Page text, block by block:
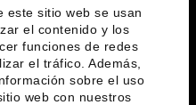
este sitio web se usan
el contenido y los
funciones de redes
el tráfico. Además,
sobre el uso
web con nuestros